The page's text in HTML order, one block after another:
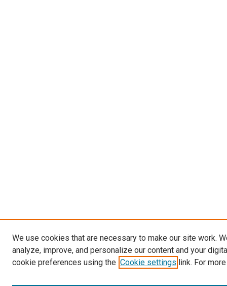
We use cookies that are necessary to make our site work.
analyze, improve, and personalize our content and your
cookie preferences using the Cookie settings link. For